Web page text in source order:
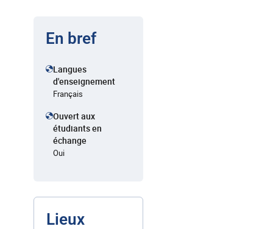
En bref
Langues
d'enseignement
Français
Ouvert aux
étudiants en
échange
Oui
Lieux